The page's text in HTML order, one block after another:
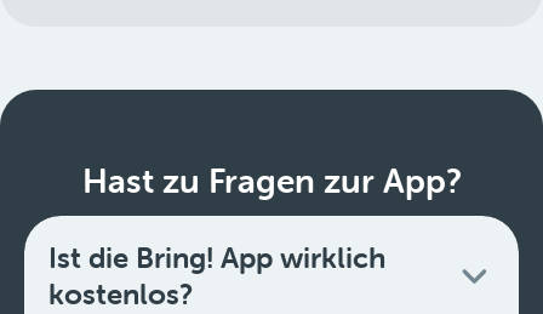
Hast zu Fragen zur App?
Ist die Bring! App wirklich
kostenlos?